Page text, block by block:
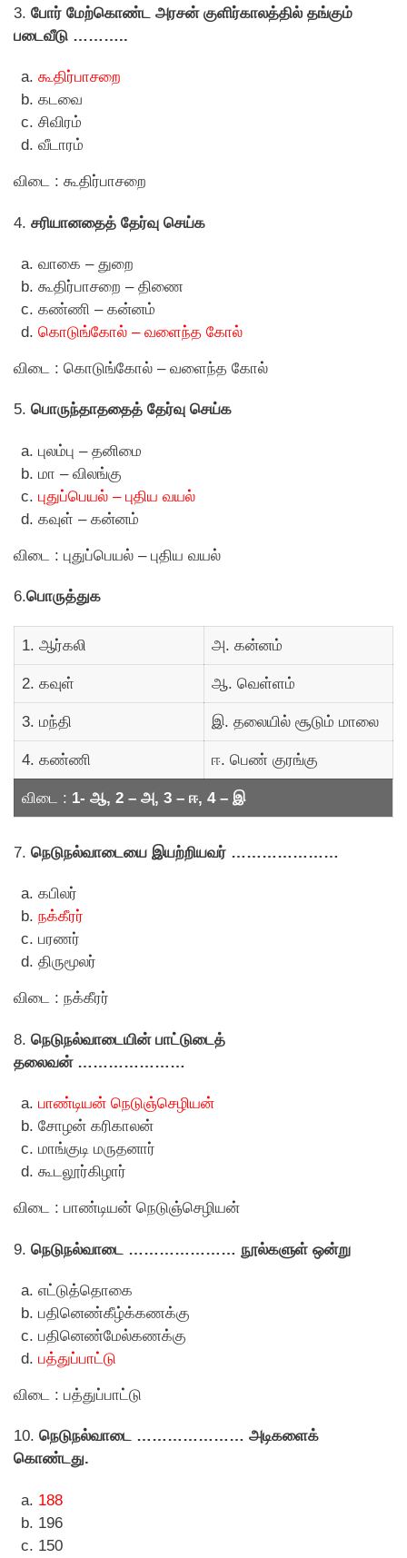
3. போர் மேற்கொண்ட அரசன் குளிர்காலத்தில் தங்கும்
படைவீடு ………..
கூதிர்பாசறை
கடவை
சிவிரம்
வீடாரம்
விடை : கூதிர்பாசறை
4. சரியானதைத் தேர்வு செய்க
வாகை – துறை
கூதிர்பாசறை – திணை
கண்ணி – கன்னம்
கொடுங்கோல் – வளைந்த கோல்
விடை : கொடுங்கோல் – வளைந்த கோல்
5. பொருந்தாததைத் தேர்வு செய்க
புலம்பு – தனிமை
மா – விலங்கு
புதுப்பெயல் – புதிய வயல்
கவுள் – கன்னம்
விடை : புதுப்பெயல் – புதிய வயல்
6.பொருத்துக
1. ஆர்கலி அ. கன்னம்
2. கவுள் ஆ. வெள்ளம்
3. மந்தி இ. தலையில் சூடும் மாலை
4. கண்ணி ஈ. பெண் குரங்கு
விடை : 1- ஆ, 2 – அ, 3 – ஈ, 4 – இ
7. நெடுநல்வாடையை இயற்றியவர் …………………
கபிலர்
நக்கீரர்
பரணர்
திருமூலர்
விடை : நக்கீரர்
8. நெடுநல்வாடையின் பாட்டுடைத்
தலைவன் …………………
பாண்டியன் நெடுஞ்செழியன்
சோழன் கரிகாலன்
மாங்குடி மருதனார்
கூடலூர்கிழார்
விடை : பாண்டியன் நெடுஞ்செழியன்
9. நெடுநல்வாடை ………………… நூல்களுள் ஒன்று
எட்டுத்தொகை
பதினெண்கீழ்க்கணக்கு
பதினெண்மேல்கணக்கு
பத்துப்பாட்டு
விடை : பத்துப்பாட்டு
10. நெடுநல்வாடை ………………… அடிகளைக்
கொண்டது.
188
196
150